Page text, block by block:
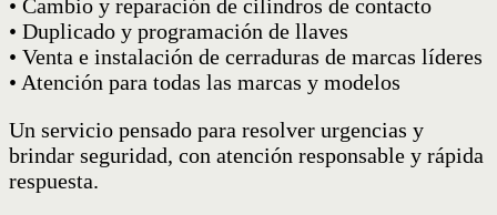
• Cambio y reparación de cilindros de contacto
• Duplicado y programación de llaves
• Venta e instalación de cerraduras de marcas líderes
• Atención para todas las marcas y modelos
Un servicio pensado para resolver urgencias y
brindar seguridad, con atención responsable y rápida
respuesta.